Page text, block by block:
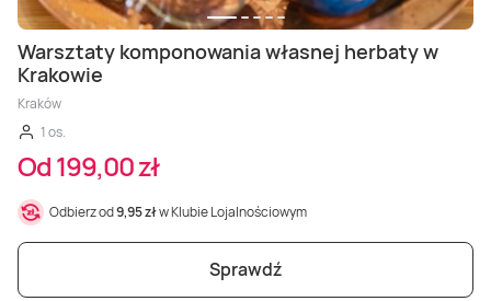
Warsztaty komponowania własnej herbaty w
Krakowie
Kraków
1 os.
Od 199,00 zł
Odbierz od9,95 złw Klubie Lojalnościowym
Sprawdź